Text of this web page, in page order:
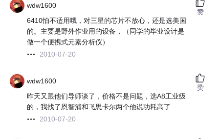
wdw1600
6410怕不适用哦，对三星的芯片不放心，还是选美国
的。主要是野外作业用的设备，（同学的毕业设计是
做一个便携式元素分析仪）
2010-07-20
赞
wdw1600
昨天又跟他们导师谈了，价格不是问题，选A8工业级
的，我找了恩智浦和飞思卡尔两个他说功耗高了
2010-07-20
赞